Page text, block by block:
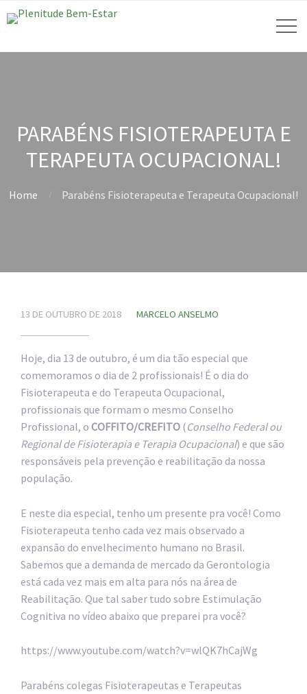
PARABÉNS FISIOTERAPEUTA E
TERAPEUTA OCUPACIONAL!
Home Parabéns Fisioterapeuta e Terapeuta Ocupacional!
13 DE OUTUBRO DE 2018 MARCELO ANSELMO
Hoje, dia 13 de outubro, é um dia tão especial que
comemoramos o dia de 2 profissionais! É o dia do
Fisioterapeuta e do Terapeuta Ocupacional,
profissionais que formam o mesmo Conselho
Profissional, o COFFITO/CREFITO (Conselho Federal ou
Regional de Fisioterapia e Terapia Ocupacional) e que são
responsáveis pela prevenção e reabilitação da nossa
população.
E neste dia especial, tenho um presente pra você! Como
Fisioterapeuta tenho cada vez mais observado a
expansão do envelhecimento humano no Brasil.
Sabemos que a demanda de mercado da Gerontologia
está cada vez mais em alta para nós na área de
Reabilitação. Que tal saber tudo sobre Estimulação
Cognitiva no vídeo abaixo que preparei pra você?
https://www.youtube.com/watch?v=wlQK7hCajWg
Parabéns colegas Fisioterapeutas e Terapeutas